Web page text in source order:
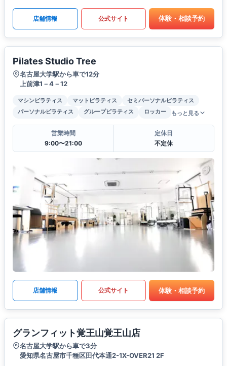
店舗情報 公式サイト 体験・相談予約
Pilates Studio Tree
名古屋大学駅から車で12分
上前津1－4－12
マシンピラティス マットピラティス
セミパーソナルピラティス
パーソナルピラティス
グループピラティス ロッカー もっと見る
営業時間
9:00〜21:00
定休日
不定休
店舗情報 公式サイト 体験・相談予約
グランフィット覚王山覚王山店
名古屋大学駅から車で3分
愛知県名古屋市千種区田代本通2-1X-OVER21 2F